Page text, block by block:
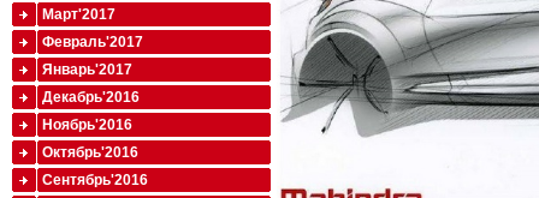
Март'2017
Февраль'2017
Январь'2017
Декабрь'2016
Ноябрь'2016
Октябрь'2016
Сентябрь'2016